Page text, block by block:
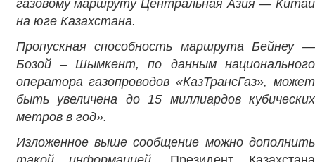
газовому маршруту Центральная Азия — Китай
на юге Казахстана.
Пропускная способность маршрута Бейнеу —
Бозой – Шымкент, по данным национального
оператора газопроводов «КазТрансГаз», может
быть увеличена до 15 миллиардов кубических
метров в год».
Изложенное выше сообщение можно дополнить